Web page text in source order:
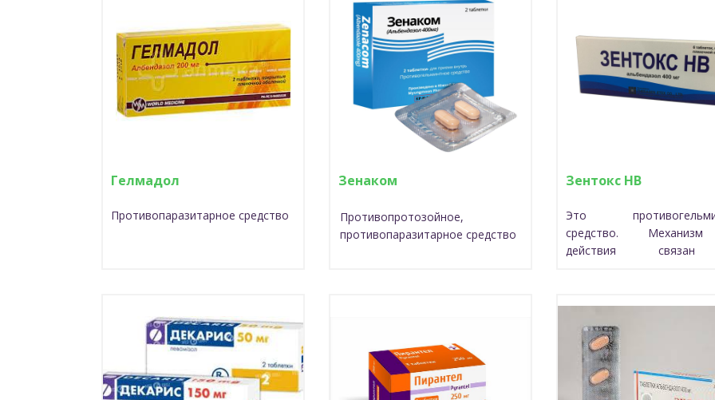
Гелмадол
Противопаразитарное средство
Зенаком
Противопротозойное,
противопаразитарное средство
Зентокс HB
Это
средство.
действия
микротубулярных
результате
биохимические
клетках гельминта,
транспорт